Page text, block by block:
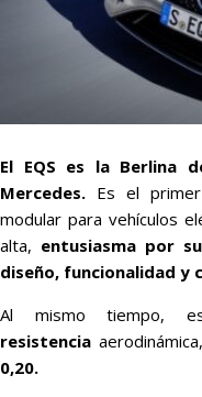
El EQS es la Berlina
Mercedes. Es el
modular para vehículos
alta, entusiasma por
diseño, funcionalidad y
Al mismo tiempo,
resistencia
0,20.